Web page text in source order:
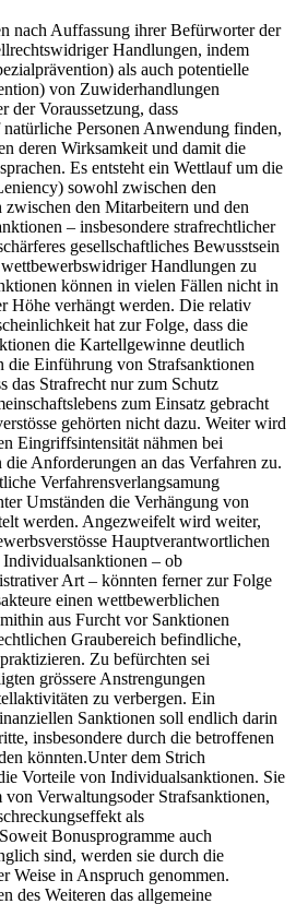
nach Auffassung ihrer Befürworter der
Handlungen, indem
als auch potentielle
von Zuwiderhandlungen
der Voraussetzung, dass
Personen Anwendung finden,
deren Wirksamkeit und damit die
Es entsteht ein Wettlauf um die
sowohl zwischen den
zwischen den Mitarbeitern und den
– insbesondere strafrechtlicher
gesellschaftliches Bewusstsein
Handlungen zu
können in vielen Fällen nicht in
Höhe verhängt werden. Die relativ
hat zur Folge, dass die
die Kartellgewinne deutlich
die Einführung von Strafsanktionen
das Strafrecht nur zum Schutz
zum Einsatz gebracht
gehörten nicht dazu. Weiter wird
Eingriffsintensität nähmen bei
Anforderungen an das Verfahren zu.
Verfahrensverlangsamung
Umständen die Verhängung von
werden. Angezweifelt wird weiter,
Hauptverantwortlichen
Individualsanktionen – ob
Art – könnten ferner zur Folge
einen wettbewerblichen
aus Furcht vor Sanktionen
Graubereich befindliche,
Zu befürchten sei
grössere Anstrengungen
zu verbergen. Ein
Sanktionen soll endlich darin
insbesondere durch die betroffenen
könnten.Unter dem Strich
Vorteile von Individualsanktionen. Sie
Verwaltungsoder Strafsanktionen,
als
Bonusprogramme auch
sind, werden sie durch die
Weise in Anspruch genommen.
des Weiteren das allgemeine